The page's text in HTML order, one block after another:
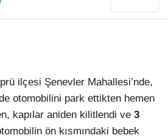
Facebook
ilçesi Şenevler Mahallesi’nde,
otomobilini park ettikten hemen
kapılar aniden kilitlendi ve 3
ön kısmındaki bebek